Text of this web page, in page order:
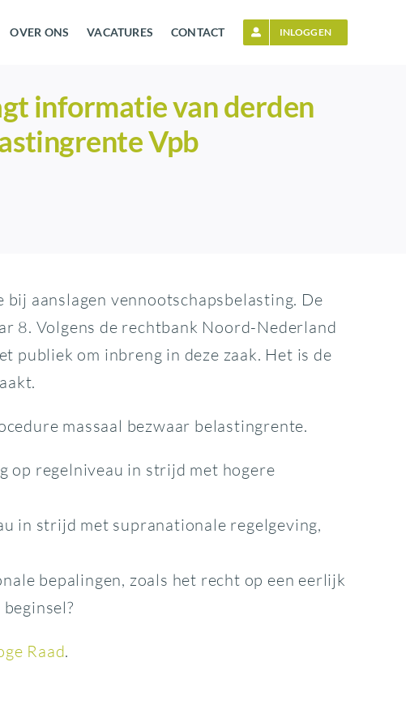
OVER ONS VACATURES CONTACT INLOGGEN
informatie van derden
Vpb
aanslagen vennootschapsbelasting. De
8. Volgens de rechtbank Noord-Nederland
publiek om inbreng in deze zaak. Het is de
massaal bezwaar belastingrente.
op regelniveau in strijd met hogere
in strijd met supranationale regelgeving,
bepalingen, zoals het recht op een eerlijk
Raad.